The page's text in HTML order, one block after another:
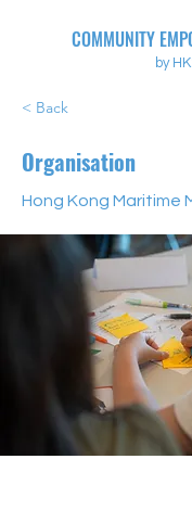
by
COMMUNITY
< Back
Organisation
Hong Kong Maritime